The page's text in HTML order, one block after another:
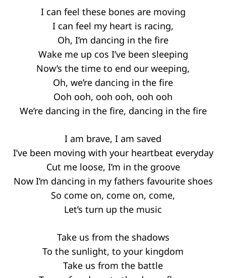
I can feel these bones are moving
I can feel my heart is racing,
Oh, I’m dancing in the fire
Wake me up cos I’ve been sleeping
Now’s the time to end our weeping,
Oh, we’re dancing in the fire
Ooh ooh, ooh ooh, ooh ooh
We’re dancing in the fire, dancing in the fire
I am brave, I am saved
I’ve been moving with your heartbeat everyday
Cut me loose, I’m in the groove
Now I’m dancing in my fathers favourite shoes
So come on, come on, come,
Let’s turn up the music
Take us from the shadows
To the sunlight, to your kingdom
Take us from the battle